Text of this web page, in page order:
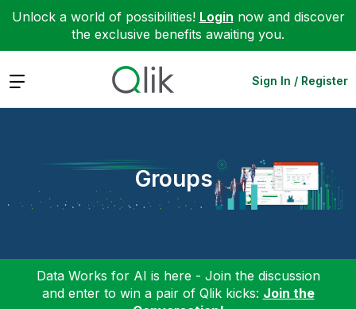
Unlock a world of possibilities! Login now and discover
the exclusive benefits awaiting you.
Expand Sign In / Register
Groups
Data Works for AI is here - Join the discussion
and enter to win a pair of Qlik kicks: Join the